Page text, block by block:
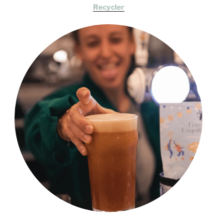
Recycler